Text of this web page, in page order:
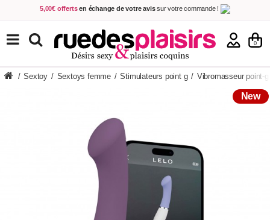
5,00€ offerts en échange de votre avissur votre commande !
Achetez aujourd'hui. Décidez quand payer !
Livraison en 48h
au prix de 2,90 € ! (Offerte dès 69,00€ d'achat)
0
TOUS NOS PRODUITS
/ Sextoy / Sextoys femme / Stimulateurs point g / Vibromasseur point-
New